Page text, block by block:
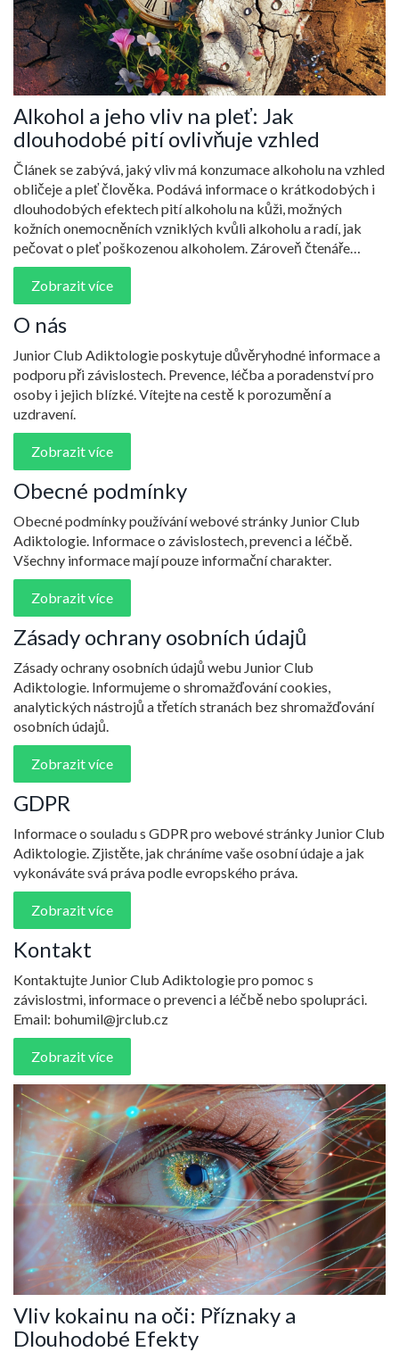
Alkohol a jeho vliv na pleť: Jak
dlouhodobé pití ovlivňuje vzhled
Článek se zabývá, jaký vliv má konzumace alkoholu na vzhled
obličeje a pleť člověka. Podává informace o krátkodobých i
dlouhodobých efektech pití alkoholu na kůži, možných
kožních onemocněních vzniklých kvůli alkoholu a radí, jak
pečovat o pleť poškozenou alkoholem. Zároveň čtenáře
seznámí s tipy na redukci negativních effektů alkoholu na
pokožku.
Zobrazit více
O nás
Junior Club Adiktologie poskytuje důvěryhodné informace a
podporu při závislostech. Prevence, léčba a poradenství pro
osoby i jejich blízké. Vítejte na cestě k porozumění a
uzdravení.
Zobrazit více
Obecné podmínky
Obecné podmínky používání webové stránky Junior Club
Adiktologie. Informace o závislostech, prevenci a léčbě.
Všechny informace mají pouze informační charakter.
Zobrazit více
Zásady ochrany osobních údajů
Zásady ochrany osobních údajů webu Junior Club
Adiktologie. Informujeme o shromažďování cookies,
analytických nástrojů a třetích stranách bez shromažďování
osobních údajů.
Zobrazit více
GDPR
Informace o souladu s GDPR pro webové stránky Junior Club
Adiktologie. Zjistěte, jak chráníme vaše osobní údaje a jak
vykonáváte svá práva podle evropského práva.
Zobrazit více
Kontakt
Kontaktujte Junior Club Adiktologie pro pomoc s
závislostmi, informace o prevenci a léčbě nebo spolupráci.
Email: bohumil@jrclub.cz
Zobrazit více
Vliv kokainu na oči: Příznaky a
Dlouhodobé Efekty